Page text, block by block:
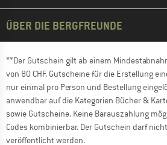
ÜBER DIE BERGFREUNDE
**Der Gutschein gilt ab einem
von 80 CHF. Gutscheine für die Erstellung
nur einmal pro Person und Bestellung
anwendbar auf die Kategorien Bücher &
sowie Gutscheine. Keine Barauszahlung
Codes kombinierbar. Der Gutschein darf
veröffentlicht werden.